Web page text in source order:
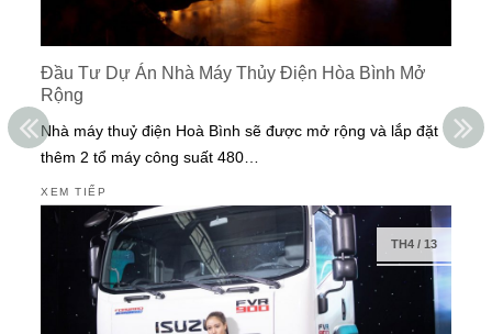
Đầu Tư Dự Án Nhà Máy Thủy Điện Hòa Bình Mở
Rộng
Nhà máy thuỷ điện Hoà Bình sẽ được mở rộng và lắp đặt
thêm 2 tổ máy công suất 480…
XEM TIẾP
TH4/ 13